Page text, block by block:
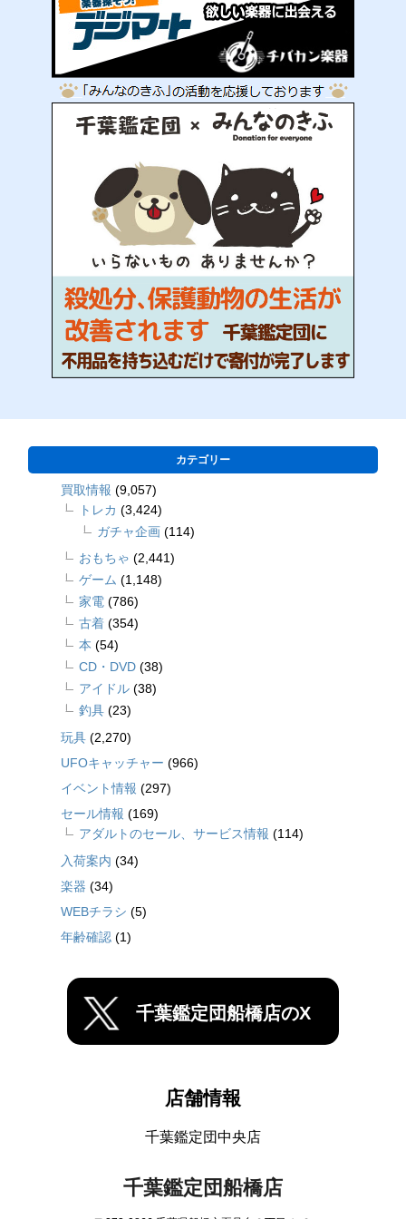
カテゴリー
買取情報 (9,057)
トレカ (3,424)
ガチャ企画 (114)
おもちゃ (2,441)
ゲーム (1,148)
家電 (786)
古着 (354)
本 (54)
CD・DVD (38)
アイドル (38)
釣具 (23)
玩具 (2,270)
UFOキャッチャー (966)
イベント情報 (297)
セール情報 (169)
アダルトのセール、サービス情報 (114)
入荷案内 (34)
楽器 (34)
WEBチラシ (5)
年齢確認 (1)
千葉鑑定団船橋店のX
店舗情報
千葉鑑定団中央店
千葉鑑定団船橋店